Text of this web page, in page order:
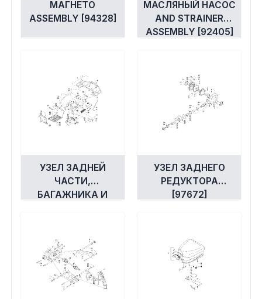
МАГНЕТО
ASSEMBLY [94328]
МАСЛЯНЫЙ НАСОС
AND STRAINER
ASSEMBLY [92405]
УЗЕЛ ЗАДНЕЙ
ЧАСТИ,
БАГАЖНИКА И
УЗЕЛ ЗАДНЕГО
РЕДУКТОРА
[97672]